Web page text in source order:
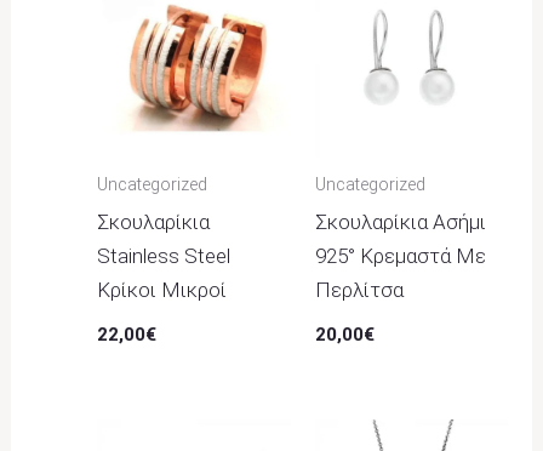
Uncategorized
Σκουλαρίκια
Stainless Steel
Κρίκοι Μικροί
22,00€
Uncategorized
Σκουλαρίκια Ασήμι
925° Κρεμαστά Με
Περλίτσα
20,00€